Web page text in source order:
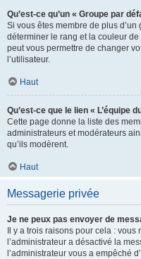
Qu’est-ce qu’un « Groupe par
Si vous êtes membre de plus
déterminer le rang et la couleur
peut vous permettre de changer
l’utilisateur.
Haut
Qu’est-ce que le lien « L’équipe
Cette page donne la liste des
administrateurs et modérateurs
qu’ils modèrent.
Haut
Messagerie privée
Je ne peux pas envoyer de
Il y a trois raisons pour cela :
l’administrateur a désactivé la
l’administrateur vous a empêché